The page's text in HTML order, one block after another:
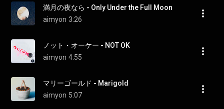
満月の夜なら - Only Under the Full Moon
aimyon 3:26
ノット・オーケー - NOT OK
aimyon 4:55
マリーゴールド - Marigold
aimyon 5:07